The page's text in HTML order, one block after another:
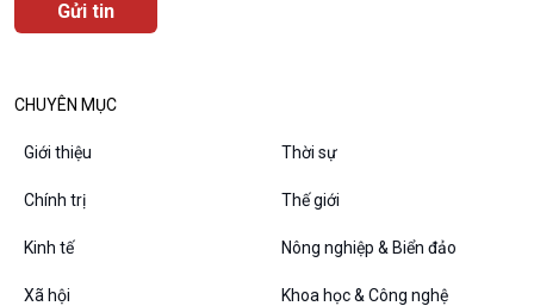
CHUYÊN MỤC
Giới thiệu Thời sự
Chính trị Thế giới
Kinh tế Nông nghiệp & Biển đảo
Xã hội Khoa học & Công nghệ